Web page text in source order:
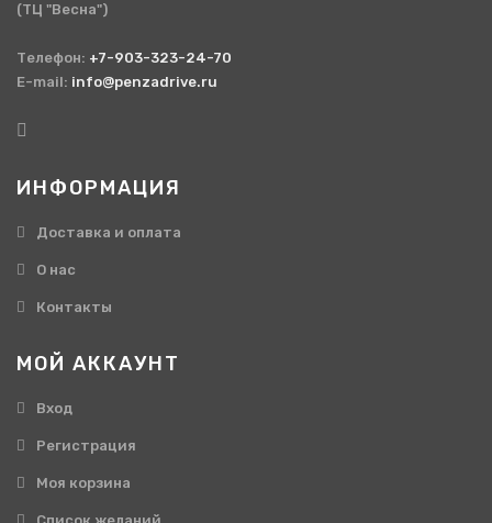
(ТЦ "Весна")
Телефон: +7-903-323-24-70
E-mail: info@penzadrive.ru
ИНФОРМАЦИЯ
Доставка и оплата
О нас
Контакты
МОЙ АККАУНТ
Вход
Регистрация
Моя корзина